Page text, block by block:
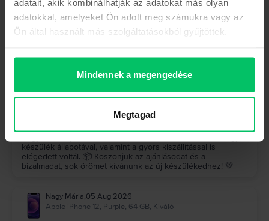
adatait, akik kombinálhatják az adatokat más olyan
adatokkal, amelyeket Ön adott meg számukra vagy az
Ön által használt más szolgáltatásokból gyűjtöttek.
Mindennek a megengedése
Megtagad
Hock József,05 Aug 2026
Samsung Galaxy S23 Ultra 5G Dual Sim, Graphite, 512 GB,
Kiváló
pontos, minden kifogástalanul működik, felülmúlta a
jár
készülék állapotával, valamint a gyors kiszállítással is
elégedett voltál. 📦 Köszönjük az ajánlásodat és a
bizalmadat, sok örömet kívánunk az új készülékedhez! 💚
Nagy Mária,05 Aug 2026
Apple iPhone 12, Purple, 64 GB, Kiváló